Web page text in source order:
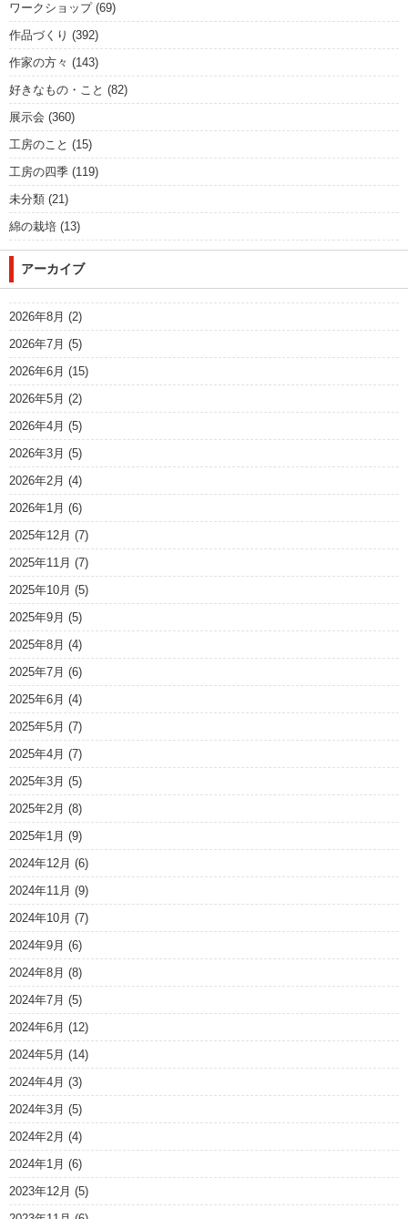
ワークショップ(69)
作品づくり (392)
作家の方々 (143)
好きなもの・こと (82)
展示会 (360)
工房のこと (15)
工房の四季 (119)
未分類 (21)
綿の栽培 (13)
アーカイブ
2026年8月 (2)
2026年7月 (5)
2026年6月 (15)
2026年5月 (2)
2026年4月 (5)
2026年3月 (5)
2026年2月 (4)
2026年1月 (6)
2025年12月 (7)
2025年11月 (7)
2025年10月 (5)
2025年9月 (5)
2025年8月 (4)
2025年7月 (6)
2025年6月 (4)
2025年5月 (7)
2025年4月 (7)
2025年3月 (5)
2025年2月 (8)
2025年1月 (9)
2024年12月 (6)
2024年11月 (9)
2024年10月 (7)
2024年9月 (6)
2024年8月 (8)
2024年7月 (5)
2024年6月 (12)
2024年5月 (14)
2024年4月 (3)
2024年3月 (5)
2024年2月 (4)
2024年1月 (6)
2023年12月 (5)